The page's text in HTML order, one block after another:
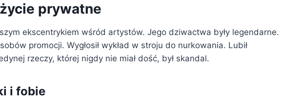
prywatne
ekscentrykiem wśród artystów. Jego dziwactwa były legendarne.
promocji. Wygłosił wykład w stroju do nurkowania. Lubił
rzeczy, której nigdy nie miał dość, był skandal.
i fobie